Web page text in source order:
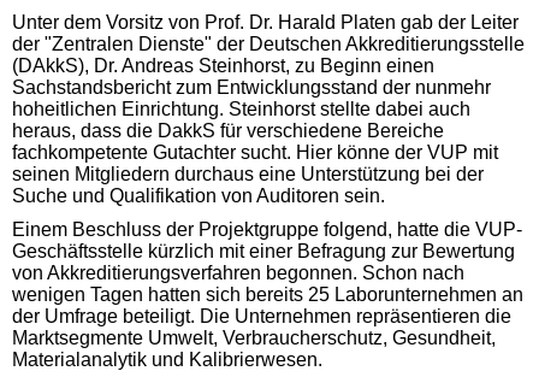
Unter dem Vorsitz von Prof. Dr. Harald Platen gab der Leiter
der "Zentralen Dienste" der Deutschen Akkreditierungsstelle
(DAkkS), Dr. Andreas Steinhorst, zu Beginn einen
Sachstandsbericht zum Entwicklungsstand der nunmehr
hoheitlichen Einrichtung. Steinhorst stellte dabei auch
heraus, dass die DakkS für verschiedene Bereiche
fachkompetente Gutachter sucht. Hier könne der VUP mit
seinen Mitgliedern durchaus eine Unterstützung bei der
Suche und Qualifikation von Auditoren sein.
Einem Beschluss der Projektgruppe folgend, hatte die VUP-
Geschäftsstelle kürzlich mit einer Befragung zur Bewertung
von Akkreditierungsverfahren begonnen. Schon nach
wenigen Tagen hatten sich bereits 25 Laborunternehmen an
der Umfrage beteiligt. Die Unternehmen repräsentieren die
Marktsegmente Umwelt, Verbraucherschutz, Gesundheit,
Materialanalytik und Kalibrierwesen.